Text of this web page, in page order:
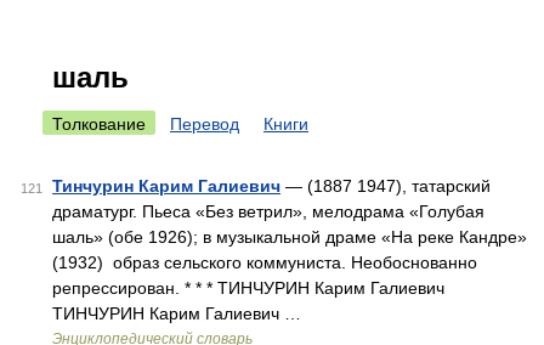
шаль
Толкование Перевод Книги
121 Тинчурин Карим Галиевич — (1887 1947), татарский
драматург. Пьеса «Без ветрил», мелодрама «Голубая
шаль» (обе 1926); в музыкальной драме «На реке Кандре»
(1932) образ сельского коммуниста. Необоснованно
репрессирован. * * * ТИНЧУРИН Карим Галиевич
ТИНЧУРИН Карим Галиевич …
Энциклопедический словарь